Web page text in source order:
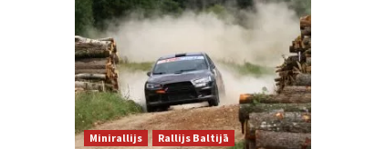
Minirallijs Rallijs Baltijā